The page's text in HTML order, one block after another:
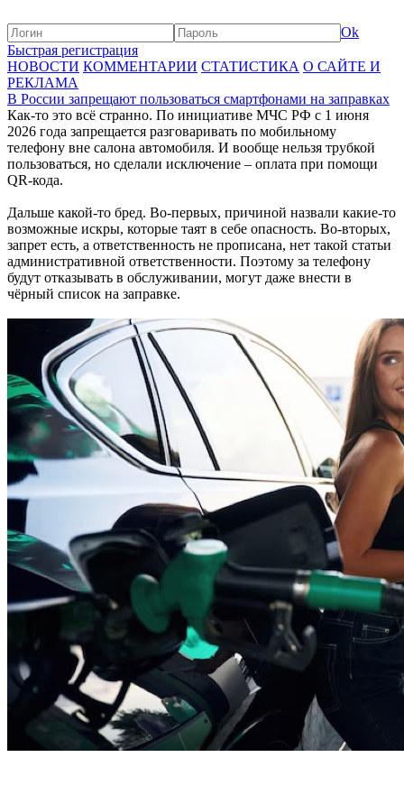
Ok
Быстрая регистрация
НОВОСТИ КОММЕНТАРИИ СТАТИСТИКА О САЙТЕ И
РЕКЛАМА
В России запрещают пользоваться смартфонами на заправках
Как-то это всё странно. По инициативе МЧС РФ с 1 июня
2026 года запрещается разговаривать по мобильному
телефону вне салона автомобиля. И вообще нельзя трубкой
пользоваться, но сделали исключение – оплата при помощи
QR-кода.
Дальше какой-то бред. Во-первых, причиной назвали какие-то
возможные искры, которые таят в себе опасность. Во-вторых,
запрет есть, а ответственность не прописана, нет такой статьи
административной ответственности. Поэтому за телефону
будут отказывать в обслуживании, могут даже внести в
чёрный список на заправке.